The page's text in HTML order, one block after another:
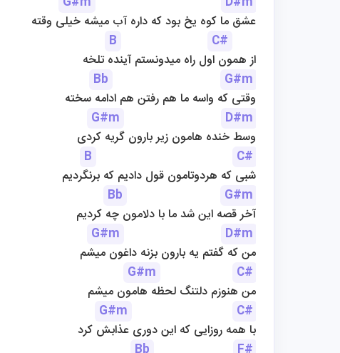
عشق ما کوه یخ بود که داره آب میشه خیلی وقته
B
C#
از همون اول راه میدونستم آینده تلخه
Bb
G#m
وقتی که واسه ما هم رفتن هم ادامه سخته
G#m
D#m
وسط خنده هامون زیر بارون گریه کردی
B
C#
شبی که هردوتامون قول دادیم که برنگردیم
Bb
G#m
آخر قصه این شد ما با دلامون چه کردیم
G#m
D#m
من که گفتم یه بارون بزنه داغون میشم
G#m
C#
من هنوزم دلتنگ لحظه هامون میشم
G#m
C#
با همه روزایی که این دوری عذابش کرد